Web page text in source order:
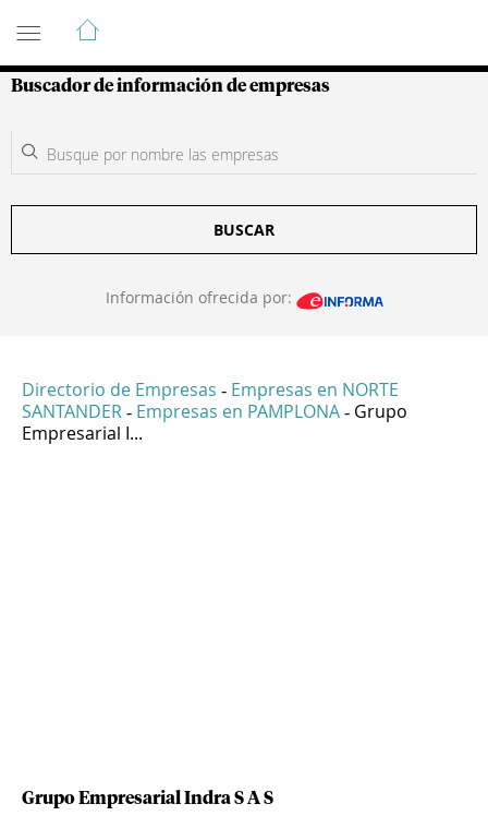
Guía de Empresas Colombianas
Buscador de información de empresas
BUSCAR
Información ofrecida por:
Directorio de Empresas - Empresas en NORTE
SANTANDER - Empresas en PAMPLONA - Grupo
Empresarial I...
Grupo Empresarial Indra S A S